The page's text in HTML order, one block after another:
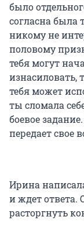
было
согласна была
никому не
половому
тебя могут
изнасиловать,
тебя может
ты сломала
боевое
передает свое
Ирина
и ждет ответа.
расторгнуть